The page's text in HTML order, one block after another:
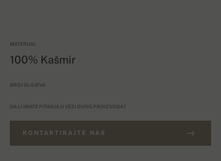
MATERIJAL
100% Kašmir
BROJ SLOJEVA
DA LI IMATE PITANJA U VEZI OVOG PROIZVODA?
KONTAKTIRAJTE NAS